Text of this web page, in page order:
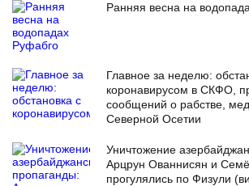
Ранняя весна на
Главное за неделю:
коронавирусом в СКФО,
сообщений о рабстве,
Северной Осетии
Уничтожение
Арцрун Ованнисян и
прогулялись по Физули